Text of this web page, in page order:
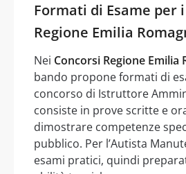
Formati di Esame per
Regione Emilia
Nei Concorsi Regione Emilia
bando propone formati di
concorso di Istruttore
consiste in prove scritte e
dimostrare competenze
pubblico. Per l’Autista
esami pratici, quindi